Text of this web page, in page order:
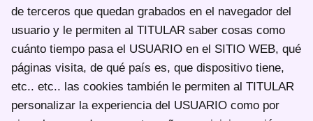
de terceros que quedan grabados en el navegador del
usuario y le permiten al TITULAR saber cosas como
cuánto tiempo pasa el USUARIO en el SITIO WEB, qué
páginas visita, de qué país es, que dispositivo tiene,
etc.. etc.. las cookies también le permiten al TITULAR
personalizar la experiencia del USUARIO como por